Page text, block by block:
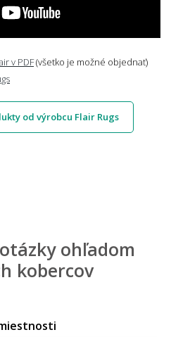
v PDF(všetko je možné objednať)
od výrobcu Flair Rugs
ohľadom
kobercov